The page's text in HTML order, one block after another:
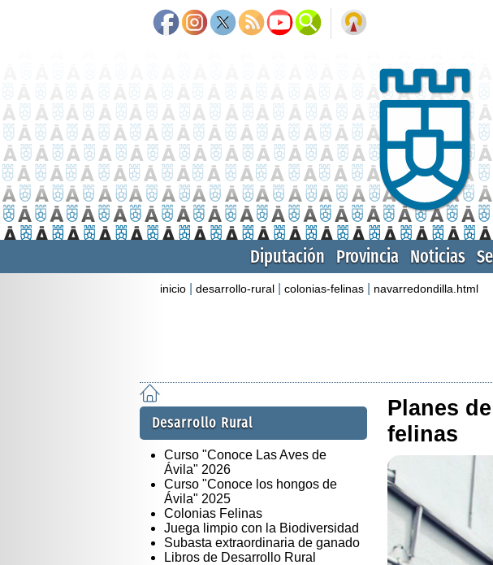
Diputación Provincia Noticias
inicio desarrollo-rural colonias-felinas navarredondilla.html
Desarrollo Rural
Curso "Conoce Las Aves de
Ávila" 2026
Curso "Conoce los hongos de
Ávila" 2025
Colonias Felinas
Juega limpio con la Biodiversidad
Subasta extraordinaria de ganado
Libros de Desarrollo Rural
Planes
felinas